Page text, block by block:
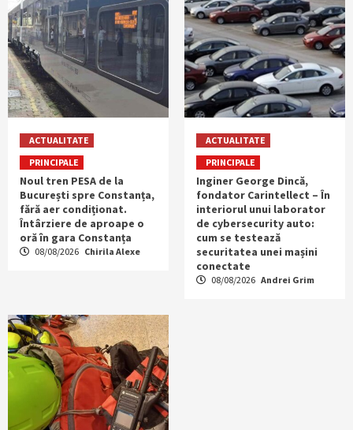
ACTUALITATE
PRINCIPALE
Noul tren PESA de la
București spre Constanța,
fără aer condiționat.
Întârziere de aproape o
oră în gara Constanța
08/08/2026 Chirila Alexe
ACTUALITATE
PRINCIPALE
Inginer George Dincă,
fondator Carintellect – În
interiorul unui laborator
de cybersecurity auto:
cum se testează
securitatea unei mașini
conectate
08/08/2026 Andrei Grim